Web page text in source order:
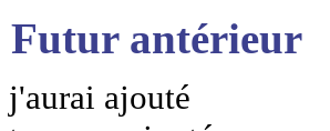
Futur antérieur
j'aurai ajouté